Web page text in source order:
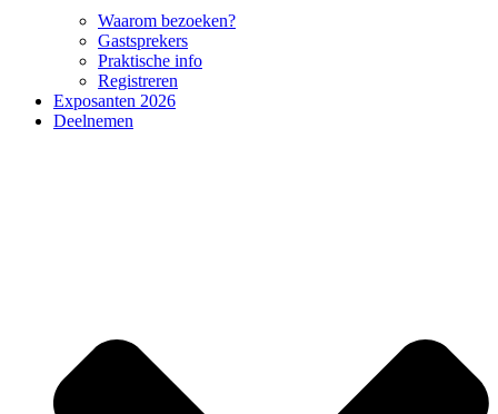
Waarom bezoeken?
Gastsprekers
Praktische info
Registreren
Exposanten 2026
Deelnemen